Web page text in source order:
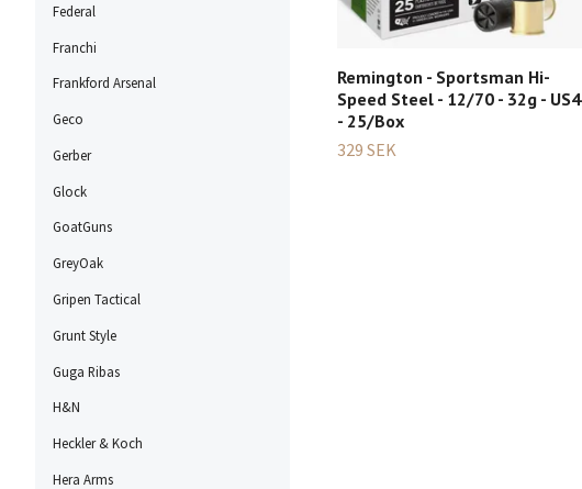
Federal
Franchi
Frankford Arsenal
Geco
Gerber
Glock
GoatGuns
GreyOak
Gripen Tactical
Grunt Style
Guga Ribas
H&N
Heckler & Koch
Hera Arms
Remington - Sportsman Hi-
Speed Steel - 12/70 - 32g - US4
- 25/Box
329 SEK